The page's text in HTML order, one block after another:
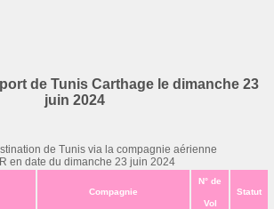
de Tunis Carthage le dimanche 23
juin 2024
de Tunis via la compagnie aérienne
en date du dimanche 23 juin 2024
Compagnie
N° de
Vol
Statut